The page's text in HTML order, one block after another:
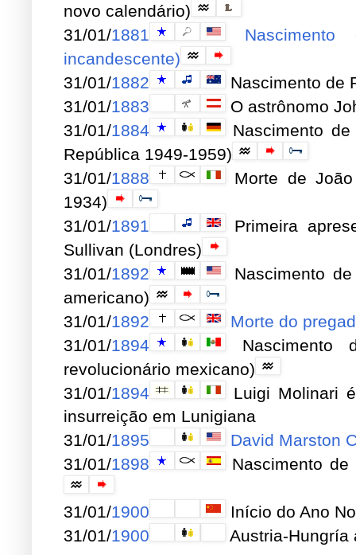
novo calendário)
31/01/1881
incandescente)
31/01/1882
Nascimento de
31/01/1883
O astrônomo
31/01/1884
Nascimento
República 1949-1959)
31/01/1888
Morte de
1934)
31/01/1891
Primeira
Sullivan (Londres)
31/01/1892
Nascimento
americano)
31/01/1892
Morte do
31/01/1894
Nascimento
revolucionário mexicano)
31/01/1894
Luigi Molinari
insurreição em Lunigiana
31/01/1895
David Marston
31/01/1898 Nascimento de
31/01/1900
Início do Ano
31/01/1900 Austria-Hungría